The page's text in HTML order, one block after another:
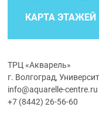
КАРТА ЭТАЖЕЙ
ТРЦ «Акварель»
г. Волгоград,
info@aquarelle-centre.ru
+7 (8442) 26-56-60